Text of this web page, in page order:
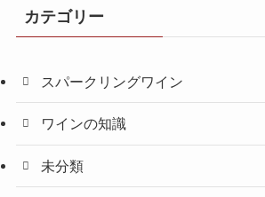
カテゴリー
スパークリングワイン
ワインの知識
未分類